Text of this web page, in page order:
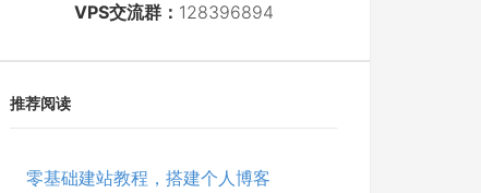
VPS交流群： 128396894
推荐阅读
零基础建站教程，搭建个人博客